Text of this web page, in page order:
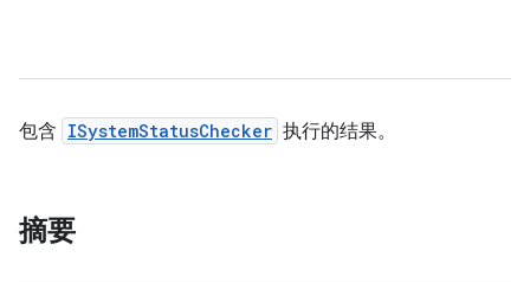
包含 ISystemStatusChecker 执行的结果。
摘要